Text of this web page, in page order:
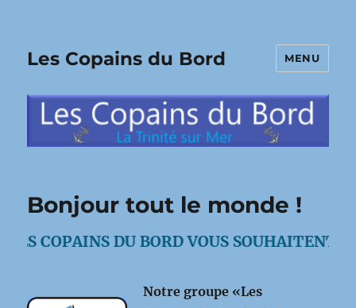
Les Copains du Bord MENU
Bonjour tout le monde !
COPAINS DU BORD VOUS SOUHAITENT LA
Notre groupe «Les